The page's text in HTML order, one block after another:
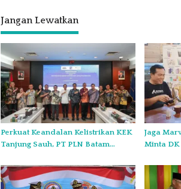
Jangan Lewatkan
Perkuat Keandalan Kelistrikan KEK
Tanjung Sauh, PT PLN Batam
dengan Panbil Group
Jaga
Minta DK